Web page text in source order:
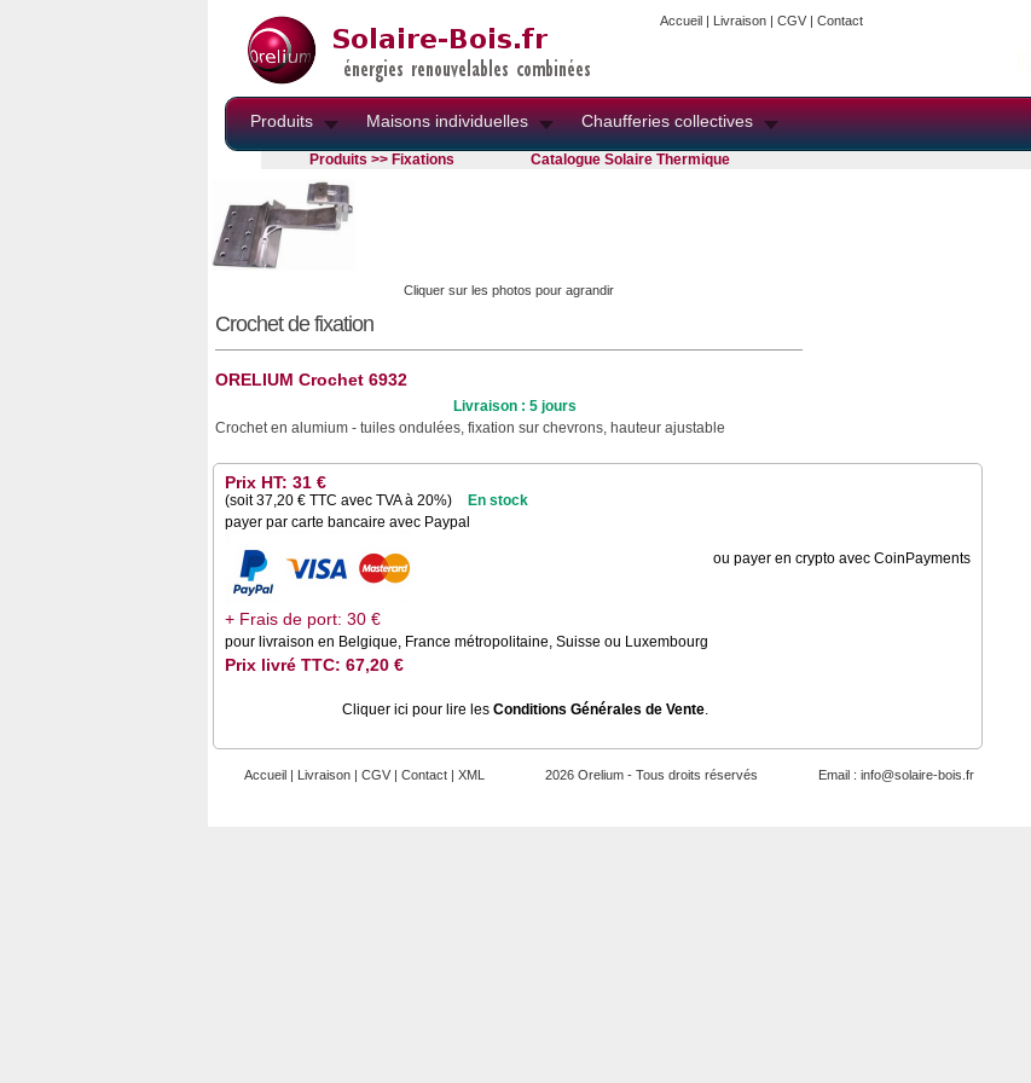
Accueil | Livraison | CGV | Contact
Produits Maisons individuelles Chaufferies collectives
Produits >> Fixations Catalogue Solaire Thermique
Cliquer sur les photos pour agrandir
Crochet de fixation
ORELIUM Crochet 6932
Livraison : 5 jours
Crochet en alumium - tuiles ondulées, fixation sur chevrons, hauteur ajustable
Prix HT: 31 €
(soit37,20 € TTC avec TVA à 20%)
En stock
payer par carte bancaire avec Paypal
ou payer en crypto avec CoinPayments
+ Frais de port: 30 €
pour livraison en Belgique, France métropolitaine, Suisse ou Luxembourg
Prix livré TTC: 67,20 €
Cliquer ici pour lire les Conditions Générales de Vente.
Accueil | Livraison | CGV | Contact | XML 2026 Orelium - Tous droits réservés Email : info@solaire-bois.fr